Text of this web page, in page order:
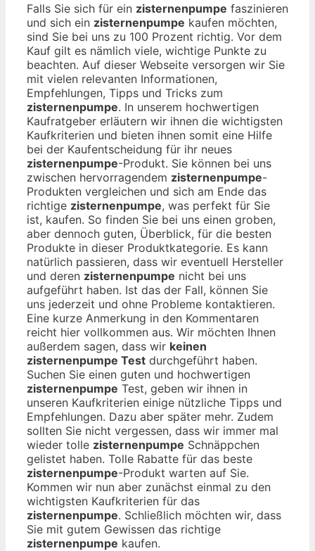
Falls Sie sich für ein zisternenpumpe faszinieren
und sich ein zisternenpumpe kaufen möchten,
sind Sie bei uns zu 100 Prozent richtig. Vor dem
Kauf gilt es nämlich viele, wichtige Punkte zu
beachten. Auf dieser Webseite versorgen wir Sie
mit vielen relevanten Informationen,
Empfehlungen, Tipps und Tricks zum
zisternenpumpe. In unserem hochwertigen
Kaufratgeber erläutern wir ihnen die wichtigsten
Kaufkriterien und bieten ihnen somit eine Hilfe
bei der Kaufentscheidung für ihr neues
zisternenpumpe-Produkt. Sie können bei uns
zwischen hervorragendem zisternenpumpe-
Produkten vergleichen und sich am Ende das
richtige zisternenpumpe, was perfekt für Sie
ist, kaufen. So finden Sie bei uns einen groben,
aber dennoch guten, Überblick, für die besten
Produkte in dieser Produktkategorie. Es kann
natürlich passieren, dass wir eventuell Hersteller
und deren zisternenpumpe nicht bei uns
aufgeführt haben. Ist das der Fall, können Sie
uns jederzeit und ohne Probleme kontaktieren.
Eine kurze Anmerkung in den Kommentaren
reicht hier vollkommen aus. Wir möchten Ihnen
außerdem sagen, dass wir keinen
zisternenpumpe Test durchgeführt haben.
Suchen Sie einen guten und hochwertigen
zisternenpumpe Test, geben wir ihnen in
unseren Kaufkriterien einige nützliche Tipps und
Empfehlungen. Dazu aber später mehr. Zudem
sollten Sie nicht vergessen, dass wir immer mal
wieder tolle zisternenpumpe Schnäppchen
gelistet haben. Tolle Rabatte für das beste
zisternenpumpe-Produkt warten auf Sie.
Kommen wir nun aber zunächst einmal zu den
wichtigsten Kaufkriterien für das
zisternenpumpe. Schließlich möchten wir, dass
Sie mit gutem Gewissen das richtige
zisternenpumpe kaufen.